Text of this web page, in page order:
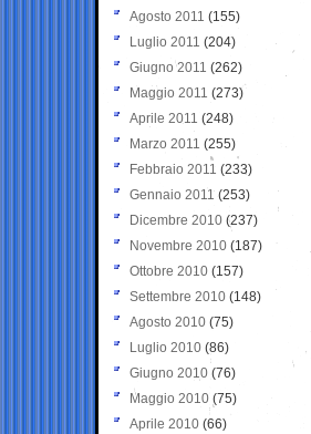
Agosto 2011 (155)
Luglio 2011 (204)
Giugno 2011 (262)
Maggio 2011 (273)
Aprile 2011 (248)
Marzo 2011 (255)
Febbraio 2011 (233)
Gennaio 2011 (253)
Dicembre 2010 (237)
Novembre 2010 (187)
Ottobre 2010 (157)
Settembre 2010 (148)
Agosto 2010 (75)
Luglio 2010 (86)
Giugno 2010 (76)
Maggio 2010 (75)
Aprile 2010 (66)